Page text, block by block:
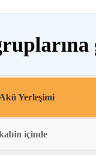
Akü Yerleşimi
içinde